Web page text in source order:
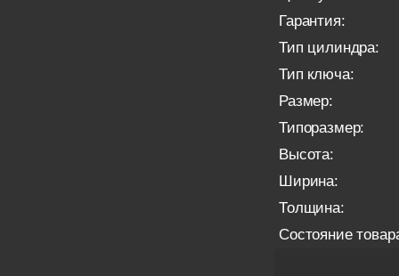
Гарантия:
Тип цилиндра:
Тип ключа:
Размер:
Типоразмер:
Высота:
Ширина:
Толщина:
Состояние